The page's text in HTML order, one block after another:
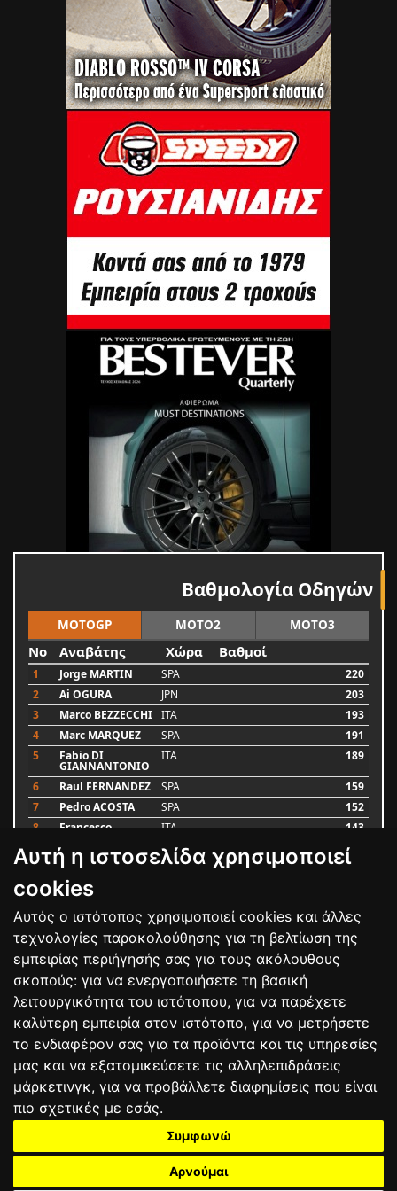
Αυτή η ιστοσελίδα χρησιμοποιεί
cookies
Αυτός ο ιστότοπος χρησιμοποιεί cookies και άλλες
τεχνολογίες παρακολούθησης για τη βελτίωση της
εμπειρίας περιήγησής σας για τους ακόλουθους
σκοπούς: για να ενεργοποιήσετε τη βασική
λειτουργικότητα του ιστότοπου, για να παρέχετε
καλύτερη εμπειρία στον ιστότοπο, για να μετρήσετε
το ενδιαφέρον σας για τα προϊόντα και τις υπηρεσίες
μας και να εξατομικεύσετε τις αλληλεπιδράσεις
μάρκετινγκ, για να προβάλλετε διαφημίσεις που είναι
πιο σχετικές με εσάς.
Συμφωνώ
Αρνούμαι
Βαθμολογία Οδηγών
MOTOGP MOTO2 MOTO3
No Αναβάτης Χώρα Βαθμοί
1 Jorge MARTIN SPA
220
2
Ai OGURA JPN
203
3
Marco BEZZECCHI ITA
193
4
Marc MARQUEZ SPA
191
5
Fabio DI
GIANNANTONIO
ITA 189
6 Raul FERNANDEZ SPA
159
7
Pedro ACOSTA SPA
152
8
Francesco ITA 143
9 Alex MARQUEZ SPA
Luca MARINI
Bαθμολογία
ΟΡΟΙ ΧΡΗΣΗΣΠΟΛΙΤΙΚΗ ΠΡΟΣΤΑΣΙΑΣ
ΑΓΩΝΕΣΑΠΟΤΕΛΕΣΜΑΤΑΑΓΟΡΑ